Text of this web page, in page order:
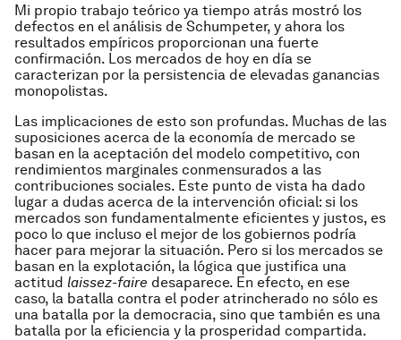
Mi propio trabajo teórico ya tiempo atrás mostró los
defectos en el análisis de Schumpeter, y ahora los
resultados empíricos proporcionan una fuerte
confirmación. Los mercados de hoy en día se
caracterizan por la persistencia de elevadas ganancias
monopolistas.
Las implicaciones de esto son profundas. Muchas de las
suposiciones acerca de la economía de mercado se
basan en la aceptación del modelo competitivo, con
rendimientos marginales conmensurados a las
contribuciones sociales. Este punto de vista ha dado
lugar a dudas acerca de la intervención oficial: si los
mercados son fundamentalmente eficientes y justos, es
poco lo que incluso el mejor de los gobiernos podría
hacer para mejorar la situación. Pero si los mercados se
basan en la explotación, la lógica que justifica una
actitud laissez-faire desaparece. En efecto, en ese
caso, la batalla contra el poder atrincherado no sólo es
una batalla por la democracia, sino que también es una
batalla por la eficiencia y la prosperidad compartida.